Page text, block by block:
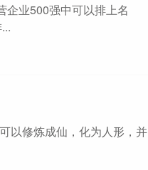
企业500强中可以排上名
以修炼成仙，化为人形，并